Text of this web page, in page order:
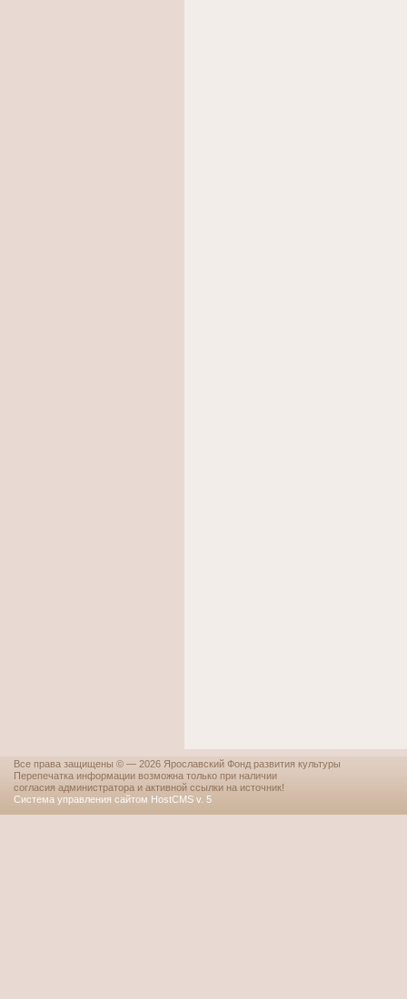
Все права защищены © — 2026 Ярославский Фонд развития культуры
Перепечатка информации возможна только при наличии
согласия администратора и активной ссылки на источник!
Система управления сайтом HostCMS v. 5